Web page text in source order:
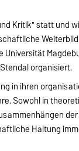
Kritik" statt und
organisiert.
in ihren
Sowohl in
Haltung